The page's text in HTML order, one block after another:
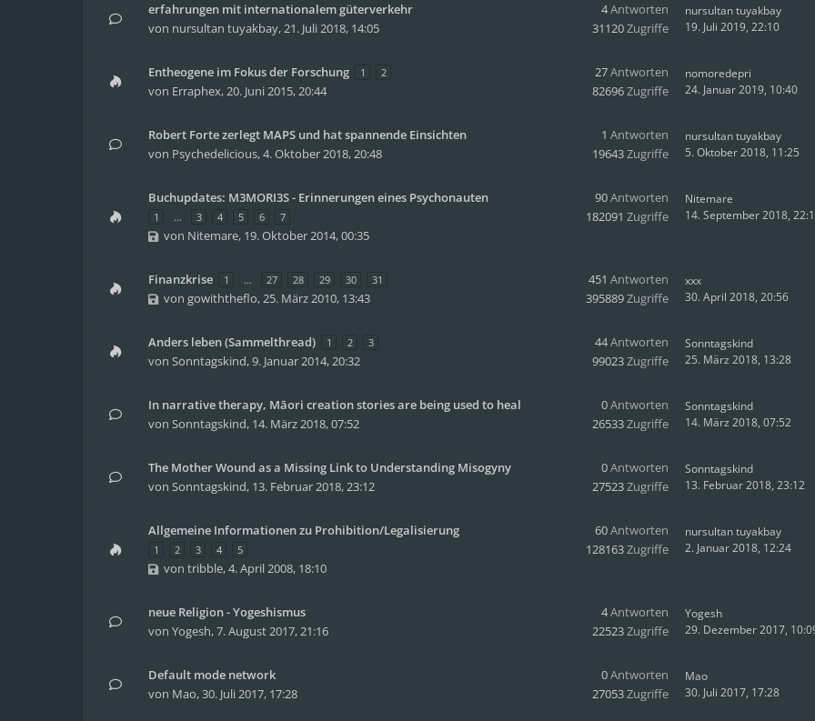
erfahrungen mit internationalem güterverkehr
von nursultan tuyakbay,21. Juli 2018, 14:05
4Antworten
31120Zugriffe
nursultan tuyakbay
19. Juli 2019, 22:10
Entheogene im Fokus der Forschung 1 2
von Erraphex,20. Juni 2015, 20:44
27Antworten
82696Zugriffe
nomoredepri
24. Januar 2019, 10:40
Robert Forte zerlegt MAPS und hat spannende Einsichten
von Psychedelicious,4. Oktober 2018, 20:48
1 Antworten
19643Zugriffe
nursultan tuyakbay
5. Oktober 2018, 11:25
Buchupdates: M3MORI3S - Erinnerungen eines Psychonauten
1 … 3 4 5 6 7
von Nitemare, 19. Oktober 2014, 00:35
90Antworten
182091 Zugriffe
Nitemare
14. September 2018,
Finanzkrise 1 … 27 28 29 30 31
von gowiththeflo,25. März 2010, 13:43
451 Antworten
395889Zugriffe
xxx
30. April 2018, 20:56
Anders leben (Sammelthread) 1 2 3
von Sonntagskind,9. Januar 2014, 20:32
44Antworten
99023Zugriffe
Sonntagskind
25. März 2018, 13:28
In narrative therapy, Māori creation stories are being used to heal
von Sonntagskind, 14. März 2018, 07:52
0Antworten
26533Zugriffe
Sonntagskind
14. März 2018, 07:52
The Mother Wound as a Missing Link to Understanding Misogyny
von Sonntagskind, 13. Februar 2018, 23:12
0Antworten
27523Zugriffe
Sonntagskind
13. Februar 2018, 23:12
Allgemeine Informationen zu Prohibition/Legalisierung
1 2 3 4 5
von tribble,4. April 2008, 18:10
60Antworten
128163Zugriffe
nursultan tuyakbay
2. Januar 2018, 12:24
neue Religion - Yogeshismus
von Yogesh,7. August 2017, 21:16
4Antworten
22523Zugriffe
Yogesh
29. Dezember 2017,
Default mode network
von Mao,30. Juli 2017, 17:28
0Antworten
27053Zugriffe
Mao
30. Juli 2017, 17:28